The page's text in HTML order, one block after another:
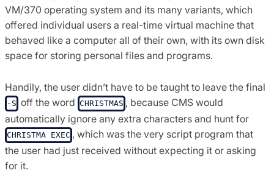
VM/370 operating system and its many variants, which
offered individual users a real-time virtual machine that
behaved like a computer all of their own, with its own disk
space for storing personal files and programs.
Handily, the user didn’t have to be taught to leave the final
-S off the word CHRISTMAS , because CMS would
automatically ignore any extra characters and hunt for
CHRISTMA EXEC , which was the very script program that
the user had just received without expecting it or asking
for it.